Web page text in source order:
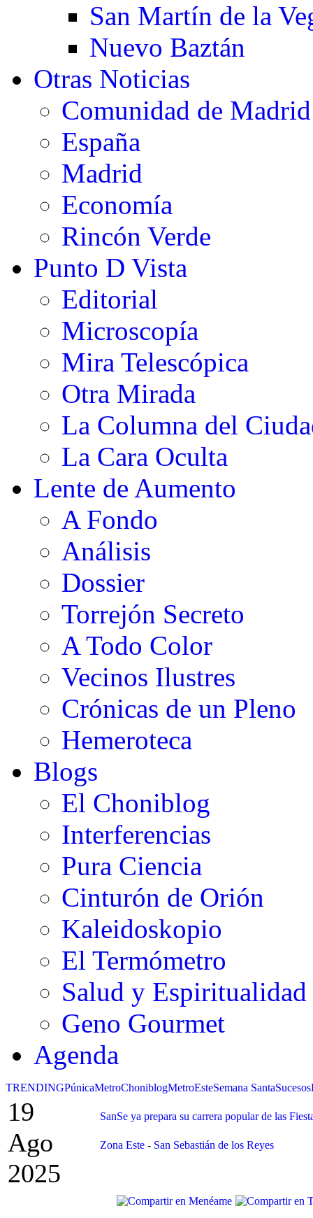
San Martín de la
Nuevo Baztán
Otras Noticias
Comunidad de Madrid
España
Madrid
Economía
Rincón Verde
Punto D Vista
Editorial
Microscopía
Mira Telescópica
Otra Mirada
La Columna del
La Cara Oculta
Lente de Aumento
A Fondo
Análisis
Dossier
Torrejón Secreto
A Todo Color
Vecinos Ilustres
Crónicas de un Pleno
Hemeroteca
Blogs
El Choniblog
Interferencias
Pura Ciencia
Cinturón de Orión
Kaleidoskopio
El Termómetro
Salud y Espiritualidad
Geno Gourmet
Agenda
TRENDINGPúnicaMetroChoniblogMetroEsteSemana SantaSucesos
19
Ago
2025
SanSe ya prepara su carrera popular de las
Zona Este - San Sebastián de los Reyes